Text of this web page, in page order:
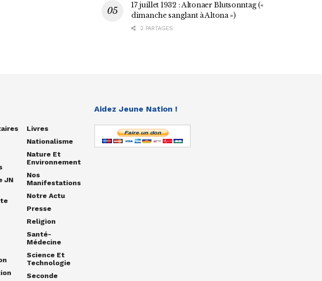
17 juillet 1932 : Altonaer Blutsonntag («
dimanche sanglant à Altona »)
2 PARTAGES
JN
Livres
Nationalisme
Nature Et
Environnement
Nos
Manifestations
Notre Actu
Presse
Religion
Santé-
Médecine
Science Et
Technologie
Seconde
Aidez Jeune Nation !